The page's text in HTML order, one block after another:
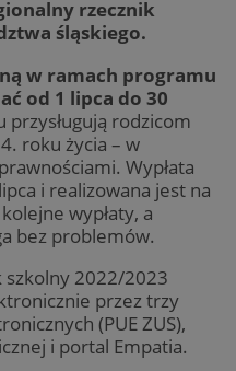
rzecznik
śląskiego.
w ramach programu
od 1 lipca do 30
przysługują rodzicom
roku życia – w
Wypłata
i realizowana jest na
wypłaty, a
bez problemów.
szkolny 2022/2023
przez trzy
(PUE ZUS),
i portal Empatia.